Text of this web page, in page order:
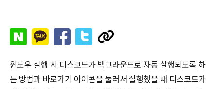
윈도우 실행 시 디스코드가 백그라운드로 자동 실행되도록 하
는 방법과 바로가기 아이콘을 눌러서 실행했을 때 디스코드가